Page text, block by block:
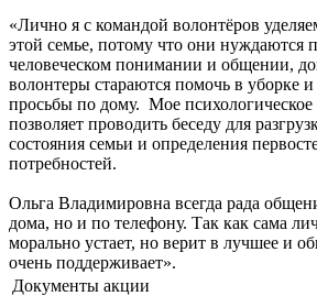
«Лично я с командой волонтёров
этой семье, потому что они нуждаются
человеческом понимании и общении,
волонтеры стараются помочь в уборке
просьбы по дому. Мое психологическое
позволяет проводить беседу для
состояния семьи и определения
потребностей.
Ольга Владимировна всегда рада
дома, но и по телефону. Так как сама
морально устает, но верит в лучшее и
очень поддерживает».
Документы акции